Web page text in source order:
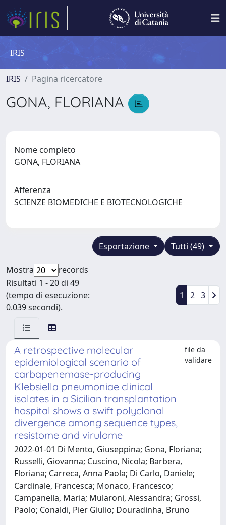
IRIS
IRIS Pagina ricercatore
GONA, FLORIANA
Nome completo
GONA, FLORIANA
Afferenza
SCIENZE BIOMEDICHE E BIOTECNOLOGICHE
Tutti (49)
Esportazione
Mostra
records
Risultati 1 - 20 di 49
(tempo di esecuzione:
0.039 secondi).
1 2 3
A retrospective molecular
epidemiological scenario of
carbapenemase-producing
Klebsiella pneumoniae clinical
isolates in a Sicilian transplantation
hospital shows a swift polyclonal
divergence among sequence types,
resistome and virulome
file da
validare
2022-01-01 Di Mento, Giuseppina; Gona, Floriana;
Russelli, Giovanna; Cuscino, Nicola; Barbera,
Floriana; Carreca, Anna Paola; Di Carlo, Daniele;
Cardinale, Francesca; Monaco, Francesco;
Campanella, Maria; Mularoni, Alessandra; Grossi,
Paolo; Conaldi, Pier Giulio; Douradinha, Bruno